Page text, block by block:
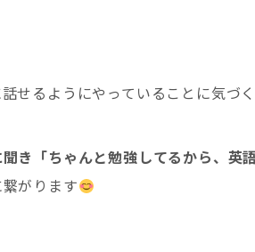
せるようにやっていることに気づ
き「ちゃんと勉強してるから、英
がります